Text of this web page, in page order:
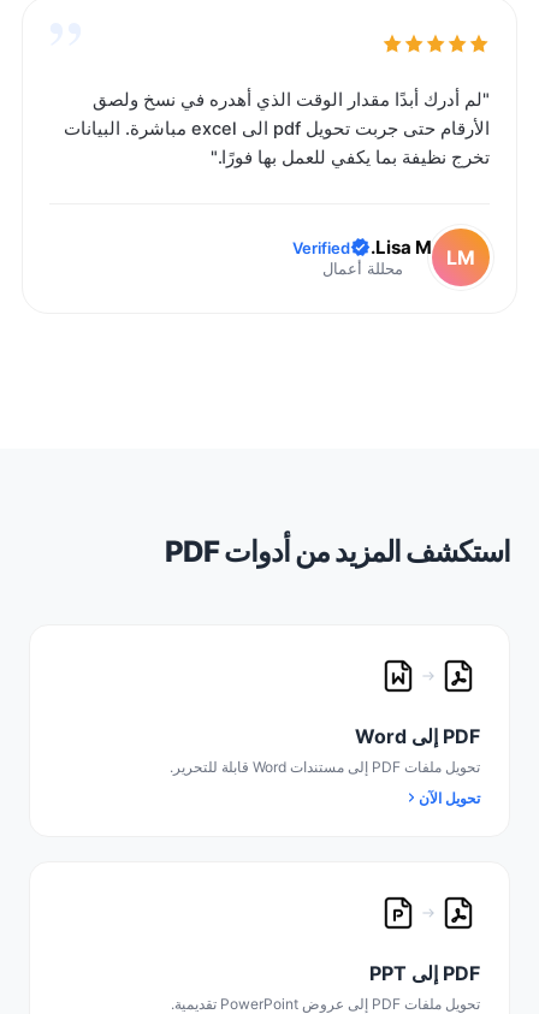
"لم أدرك أبدًا مقدار الوقت الذي أهدره في نسخ ولصق
الأرقام حتى جربت تحويل pdf الى excel مباشرة. البيانات
تخرج نظيفة بما يكفي للعمل بها فورًا."
LM
Lisa M.
Verified
محللة أعمال
استكشف المزيد من أدوات PDF
PDF إلى Word
تحويل ملفات PDF إلى مستندات Word قابلة للتحرير.
تحويل الآن
PDF إلى PPT
تحويل ملفات PDF إلى عروض PowerPoint تقديمية.